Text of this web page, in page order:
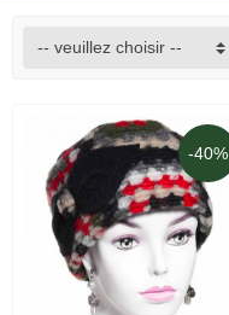
-- veuillez choisir --
-40%